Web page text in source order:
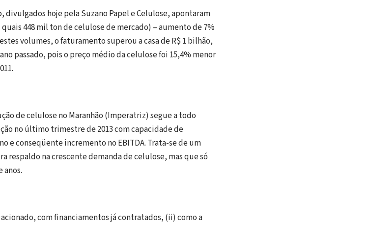
divulgados hoje pela Suzano Papel e Celulose, apontaram
448 mil ton de celulose de mercado) – aumento de 7%
volumes, o faturamento superou a casa de R$ 1 bilhão,
passado, pois o preço médio da celulose foi 15,4% menor
de celulose no Maranhão (Imperatriz) segue a todo
no último trimestre de 2013 com capacidade de
e conseqüente incremento no EBITDA. Trata-se de um
na crescente demanda de celulose, mas que só
anos.
com financiamentos já contratados, (ii) como a